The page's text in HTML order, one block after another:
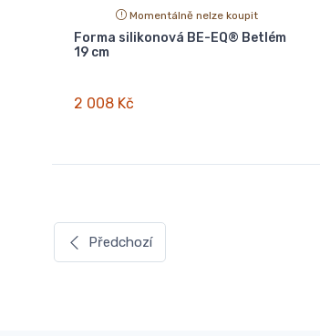
Momentálně nelze koupit
Forma silikonová BE-EQ® Betlém
19 cm
2 008 Kč
Předchozí